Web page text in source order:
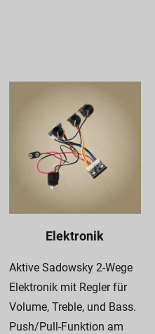
Elektronik
Aktive Sadowsky 2-Wege
Elektronik mit Regler für
Volume, Treble, und Bass.
Push/Pull-Funktion am